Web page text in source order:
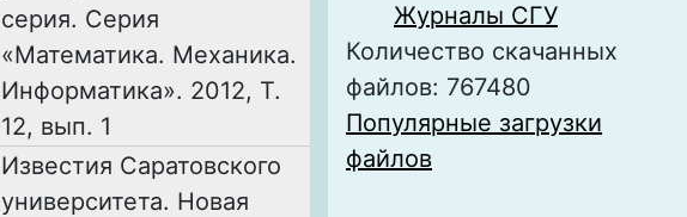
серия. Серия
«Математика. Механика.
Информатика». 2012, Т.
12, вып. 1
Известия Саратовского
университета. Новая
Журналы СГУ
Количество скачанных
файлов: 767480
Популярные загрузки
файлов